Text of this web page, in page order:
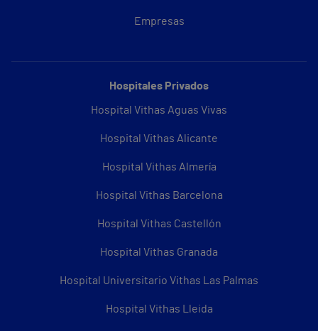
Empresas
Hospitales Privados
Hospital Vithas Aguas Vivas
Hospital Vithas Alicante
Hospital Vithas Almería
Hospital Vithas Barcelona
Hospital Vithas Castellón
Hospital Vithas Granada
Hospital Universitario Vithas Las Palmas
Hospital Vithas Lleida